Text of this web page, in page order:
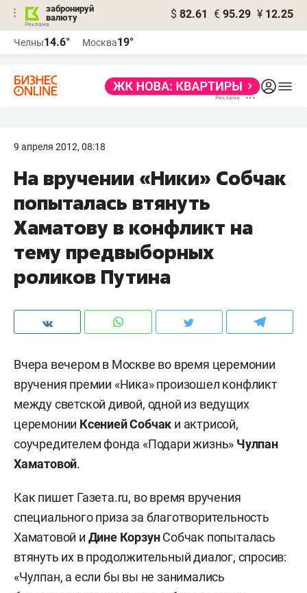
забронируй
валюту
$ 82.61 € 95.29 ¥ 12.25
Челны14.6° Москва19°
9 апреля 2012, 08:18
На вручении «Ники» Собчак
попыталась втянуть
Хаматову в конфликт на
тему предвыборных
роликов Путина
Вчера вечером в Москве во время церемонии
вручения премии «Ника» произошел конфликт
между светской дивой, одной из ведущих
церемонии Ксенией Собчак и актрисой,
соучредителем фонда «Подари жизнь» Чулпан
Хаматовой.
Как пишет Газета.ru, во время вручения
специального приза за благотворительность
Хаматовой и Дине КорзунСобчак попыталась
втянуть их в продолжительный диалог, спросив:
«Чулпан, а если бы вы не занимались